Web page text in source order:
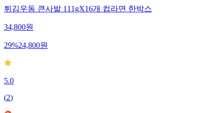
튀김우동 큰사발 111gX16개 컵라면 한박스
34,800원
29%24,800원
5.0
(2)